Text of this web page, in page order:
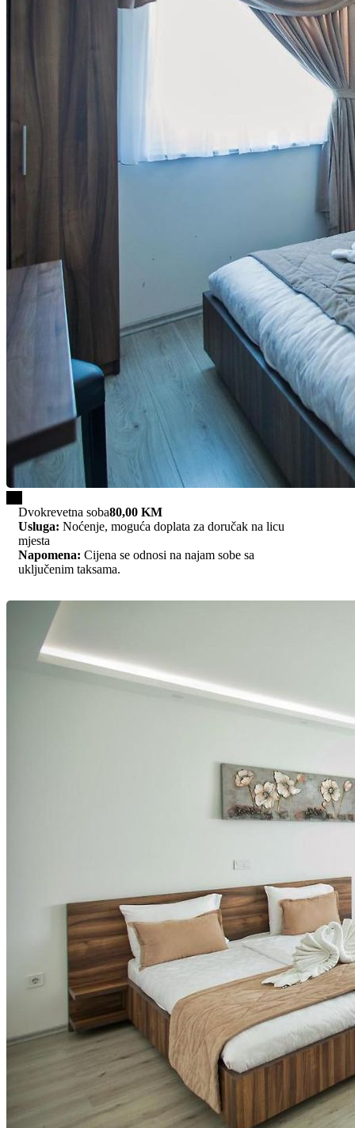
Dvokrevetna soba80,00 KM
Usluga: Noćenje, moguća doplata za doručak na licu
mjesta
Napomena: Cijena se odnosi na najam sobe sa
uključenim taksama.